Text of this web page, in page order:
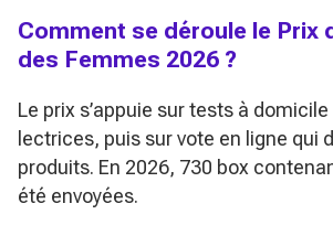
Comment se déroule le Prix
des Femmes 2026 ?
Le prix s’appuie sur tests à
lectrices, puis sur vote en ligne qui
produits. En 2026, 730 box
été envoyées.